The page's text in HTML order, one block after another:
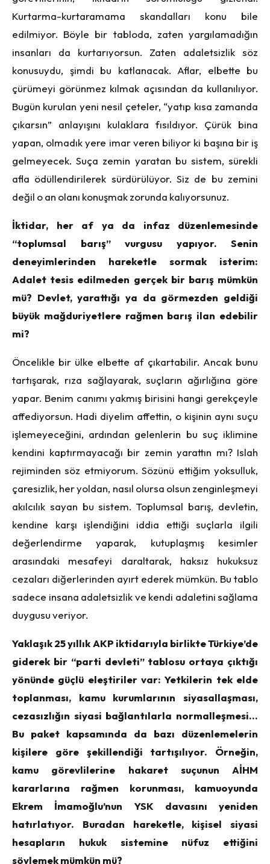
Kurtarma-kurtaramama skandalları konu bile
edilmiyor. Böyle bir tabloda, zaten yargılamadığın
insanları da kurtarıyorsun. Zaten adaletsizlik söz
konusuydu, şimdi bu katlanacak. Aflar, elbette bu
çürümeyi görünmez kılmak açısından da kullanılıyor.
Bugün kurulan yeni nesil çeteler, “yatıp kısa zamanda
çıkarsın” anlayışını kulaklara fısıldıyor. Çürük bina
yapan, olmadık yere imar veren biliyor ki başına bir iş
gelmeyecek. Suça zemin yaratan bu sistem, sürekli
afla ödüllendirilerek sürdürülüyor. Siz de bu zemini
değil o an olanı konuşmak zorunda kalıyorsunuz.
İktidar, her af ya da infaz düzenlemesinde
“toplumsal barış” vurgusu yapıyor. Senin
deneyimlerinden hareketle sormak isterim:
Adalet tesis edilmeden gerçek bir barış mümkün
mü? Devlet, yarattığı ya da görmezden geldiği
büyük mağduriyetlere rağmen barış ilan edebilir
mi?
Öncelikle bir ülke elbette af çıkartabilir. Ancak bunu
tartışarak, rıza sağlayarak, suçların ağırlığına göre
yapar. Benim canımı yakmış birisini hangi gerekçeyle
affediyorsun. Hadi diyelim affettin, o kişinin aynı suçu
işlemeyeceğini, ardından gelenlerin bu suç iklimine
kendini kaptırmayacağı bir zemin yarattın mı? Islah
rejiminden söz etmiyorum. Sözünü ettiğim yoksulluk,
çaresizlik, her yoldan, nasıl olursa olsun zenginleşmeyi
akılcılık sayan bu sistem. Toplumsal barış, devletin,
kendine karşı işlendiğini iddia ettiği suçlarla ilgili
değerlendirme yaparak, kutuplaşmış kesimler
arasındaki mesafeyi daraltarak, haksız hukuksuz
cezaları diğerlerinden ayırt ederek mümkün. Bu tablo
sadece insana adaletsizlik ve kendi adaletini sağlama
duygusu veriyor.
Yaklaşık 25 yıllık AKP iktidarıyla birlikte Türkiye’de
giderek bir “parti devleti” tablosu ortaya çıktığı
yönünde güçlü eleştiriler var: Yetkilerin tek elde
toplanması, kamu kurumlarının siyasallaşması,
cezasızlığın siyasi bağlantılarla normalleşmesi…
Bu paket kapsamında da bazı düzenlemelerin
kişilere göre şekillendiği tartışılıyor. Örneğin,
kamu görevlilerine hakaret suçunun AİHM
kararlarına rağmen korunması, kamuoyunda
Ekrem İmamoğlu’nun YSK davasını yeniden
hatırlatıyor. Buradan hareketle, kişisel siyasi
hesapların hukuk sistemine nüfuz ettiğini
söylemek mümkün mü?